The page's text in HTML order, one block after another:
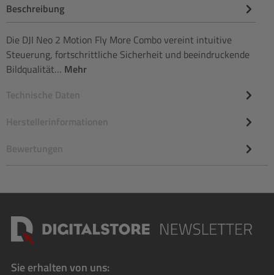
Beschreibung
Die DJI Neo 2 Motion Fly More Combo vereint intuitive
Steuerung, fortschrittliche Sicherheit und beeindruckende
Bildqualität… Mehr
Technische Daten
Herstellerinformationen
Bewertungen
Sie erhalten von uns: